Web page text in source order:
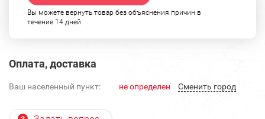
Вы можете вернуть товар без объяснения причин в
течение 14 дней
Оплата, доставка
Ваш населенный пункт: не определен Cменить город